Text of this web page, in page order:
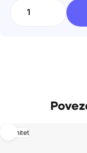
Imunitet